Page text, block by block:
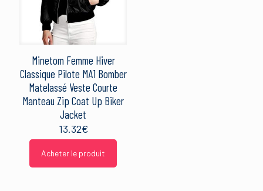
Minetom Femme Hiver
Classique Pilote MA1 Bomber
Matelassé Veste Courte
Manteau Zip Coat Up Biker
Jacket
13.32€
Acheter le produit